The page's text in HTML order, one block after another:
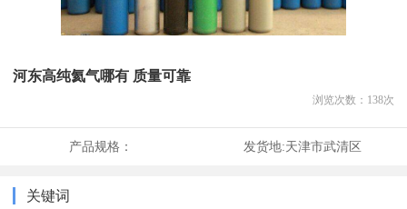
河东高纯氦气哪有 质量可靠
浏览次数： 138次
产品规格： 发货地:天津市武清区
关键词